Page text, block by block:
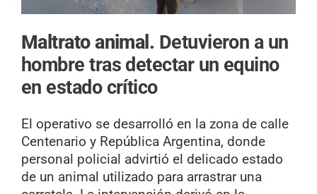
Maltrato animal. Detuvieron a un
hombre tras detectar un equino
en estado crítico
El operativo se desarrolló en la zona de calle
Centenario y República Argentina, donde
personal policial advirtió el delicado estado
de un animal utilizado para arrastrar una